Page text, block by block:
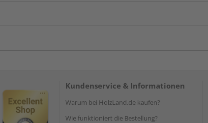
Kundenservice & Informationen
Warum bei HolzLand.de kaufen?
Wie funktioniert die Bestellung?